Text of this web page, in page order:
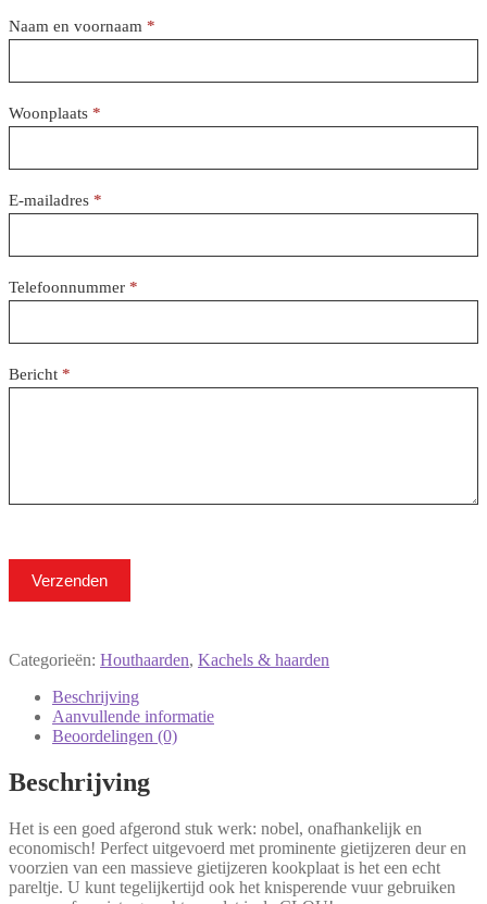
Reservatieformulier
Naam en voornaam *
Woonplaats *
E-mailadres *
Telefoonnummer *
Bericht *
Verzenden
Categorieën: Houthaarden, Kachels & haarden
Beschrijving
Aanvullende informatie
Beoordelingen (0)
Beschrijving
Het is een goed afgerond stuk werk: nobel, onafhankelijk en
economisch! Perfect uitgevoerd met prominente gietijzeren deur en
voorzien van een massieve gietijzeren kookplaat is het een echt
pareltje. U kunt tegelijkertijd ook het knisperende vuur gebruiken